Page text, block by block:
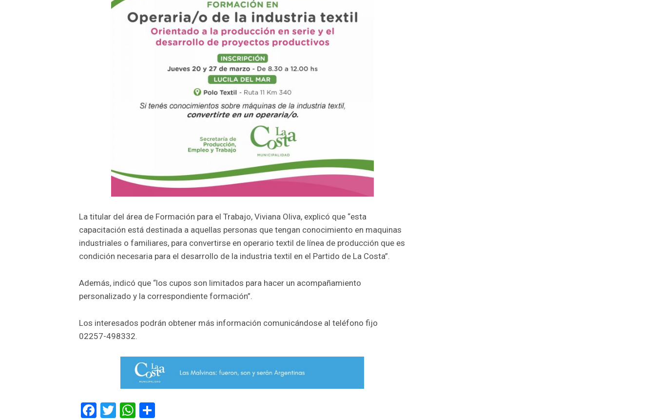
La titular del área de Formación para el Trabajo, Viviana Oliva, explicó que “esta
capacitación está destinada a aquellas personas que tengan conocimiento en maquinas
industriales o familiares, para convertirse en operario textil de línea de producción que es
condición necesaria para el desarrollo de la industria textil en el Partido de La Costa”.
Además, indicó que “los cupos son limitados para hacer un acompañamiento
personalizado y la correspondiente formación”.
Los interesados podrán obtener más información comunicándose al teléfono fijo
02257-498332.
Facebook
TwitterWhatsApp